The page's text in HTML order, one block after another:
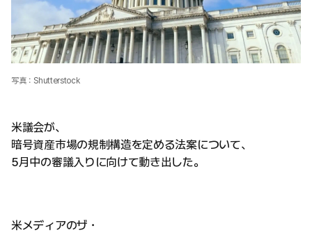
写真：Shutterstock
米議会が、
暗号資産市場の規制構造を定める法案について、
5月中の審議入りに向けて動き出した。
米メディアのザ・